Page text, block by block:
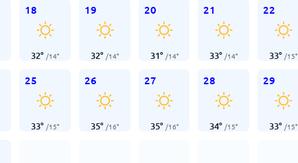
18
32° /14°
19
32° /14°
20
31° /14°
21
33° /14°
22
33° /15°
25
33° /15°
26
35° /16°
27
35° /16°
28
34° /15°
29
33° /15°